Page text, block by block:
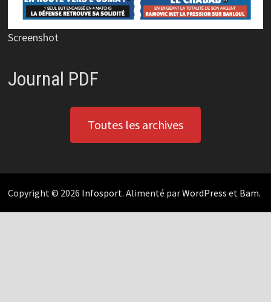
Screenshot
Journal PDF
Toutes les archives
Copyright © 2026 Infosport. Alimenté parWordPress et Bam.